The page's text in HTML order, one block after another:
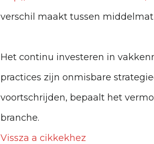
verschil maakt tussen
Het continu investeren in
practices zijn onmisbare
voortschrijden, bepaalt het
branche.
Vissza a cikkekhez